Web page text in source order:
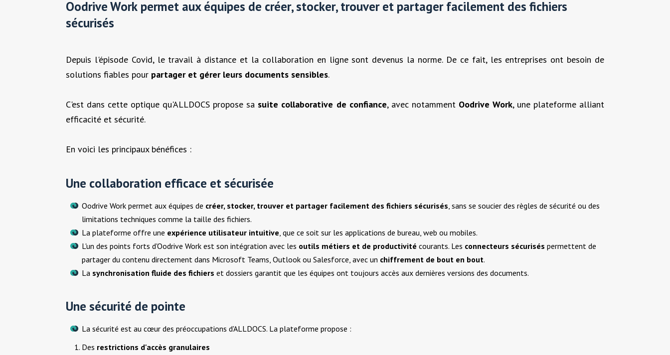
Oodrive Work permet aux équipes de créer,stocker,trouveret partagerfacilement des fichiers
sécurisés
Depuis l'épisode Covid, le travail à distance et la collaboration en ligne sont devenus la norme. De ce fait, les entreprises ont besoin de
solutions fiables pour partager et gérer leurs documents sensibles.
C'est dans cette optique qu'ALLDOCS propose sa suite collaborative de confiance, avec notamment Oodrive Work, une plateforme alliant
efficacité et sécurité.
En voici les principaux bénéfices :
Une collaboration efficace et sécurisée
Oodrive Work permet aux équipes de créer, stocker, trouver et partager facilement des fichiers sécurisés, sans se soucier des règles de sécurité ou des
limitations techniques comme la taille des fichiers.
La plateforme offre une expérience utilisateur intuitive, que ce soit sur les applications de bureau, web ou mobiles.
L'un des points forts d'Oodrive Work est son intégration avec les outils métiers et de productivité courants. Les connecteurs sécurisés permettent de
partager du contenu directement dans Microsoft Teams, Outlook ou Salesforce, avec un chiffrement de bout en bout.
La synchronisation fluide des fichiers et dossiers garantit que les équipes ont toujours accès aux dernières versions des documents.
Une sécurité de pointe
La sécurité est au cœur des préoccupations d'ALLDOCS. La plateforme propose :
Des restrictions d'accès granulaires